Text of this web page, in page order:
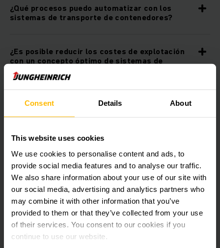
Consent Details About
This website uses cookies
We use cookies to personalise content and ads, to
provide social media features and to analyse our traffic.
We also share information about your use of our site with
our social media, advertising and analytics partners who
may combine it with other information that you’ve
provided to them or that they’ve collected from your use
of their services. You consent to our cookies if you
continue to use our website.
¿Qué procesos puedo automatizar con los
sistemas de transporte de contenedores?
¿Es posible reducir los costes de explotación
con un concepto óptimo de sistemas de
transporte de contenedores?
¿Puedo combinar los sistemas de transporte
¿Es posible integrar el sistema de cinta
transportadora de contenedores en mi
infraestructura informática actual?
Descargas